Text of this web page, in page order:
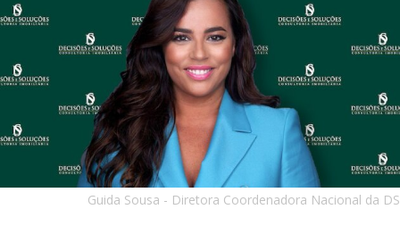
Guida Sousa - Diretora Coordenadora Nacional da DS